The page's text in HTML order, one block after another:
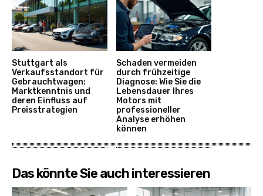
Stuttgart als
Verkaufsstandort für
Gebrauchtwagen:
Marktkenntnis und
deren Einfluss auf
Preisstrategien
Schaden vermeiden
durch frühzeitige
Diagnose: Wie Sie die
Lebensdauer Ihres
Motors mit
professioneller
Analyse erhöhen
können
Das könnte Sie auch interessieren